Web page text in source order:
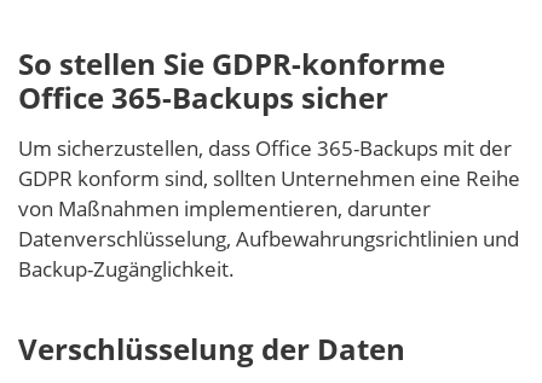
So stellen Sie GDPR-konforme
Office 365-Backups sicher
Um sicherzustellen, dass Office 365-Backups mit der
GDPR konform sind, sollten Unternehmen eine Reihe
von Maßnahmen implementieren, darunter
Datenverschlüsselung, Aufbewahrungsrichtlinien und
Backup-Zugänglichkeit.
Verschlüsselung der Daten